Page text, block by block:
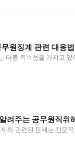
원징계 관련 대응
다른 특수성을 가지고
려주는 공무원직위
와 관련된 문제는 전문